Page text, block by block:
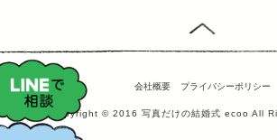
会社概要 プライバシーポリシー
Copyright © 2016 写真だけの結婚式 ecoo All